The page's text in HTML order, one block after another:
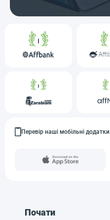
Перевір наші мобільні додатки
Почати